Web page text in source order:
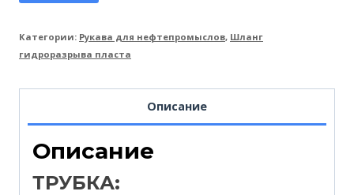
Категории: Рукава для нефтепромыслов, Шланг
гидроразрыва пласта
Описание
Описание
ТРУБКА: